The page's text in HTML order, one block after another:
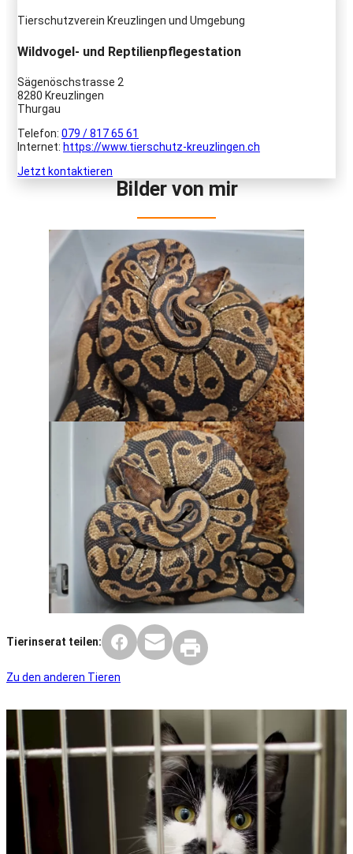
Tierschutzverein Kreuzlingen und Umgebung
Wildvogel- und Reptilienpflegestation
Sägenöschstrasse 2
8280 Kreuzlingen
Thurgau
Telefon: 079 / 817 65 61
Internet: https://www.tierschutz-kreuzlingen.ch
Jetzt kontaktieren
Bilder von mir
Tierinserat teilen:
Zu den anderen Tieren